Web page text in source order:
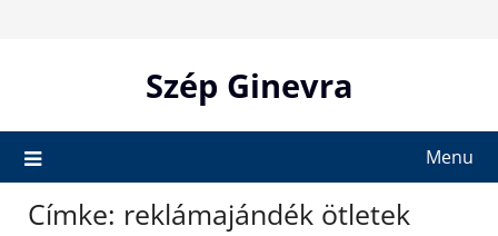
Szép Ginevra
Menu
Címke: reklámajándék ötletek